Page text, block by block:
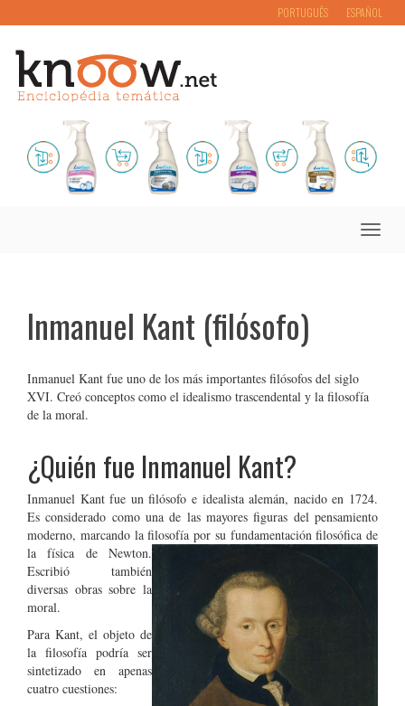
PORTUGUÊS ESPAÑOL
Toggle
Inmanuel Kant (filósofo)
Inmanuel Kant fue uno de los más importantes filósofos del siglo
XVI. Creó conceptos como el idealismo trascendental y la filosofía
de la moral.
¿Quién fue Inmanuel Kant?
Inmanuel Kant fue un filósofo e idealista alemán, nacido en 1724.
Es considerado como una de las mayores figuras del pensamiento
moderno, marcando la filosofía por su fundamentación filosófica de
la física de Newton.
Escribió también
diversas obras sobre la
moral.
Para Kant, el objeto de
la filosofía podría ser
sintetizado en apenas
cuatro cuestiones: